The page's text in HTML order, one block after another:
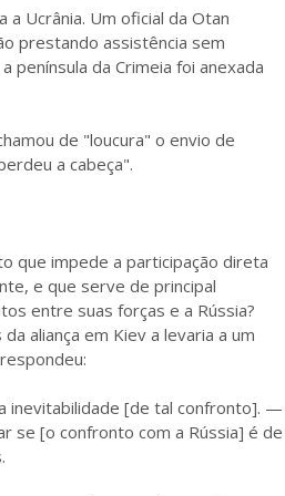
Ucrânia. Um oficial da Otan
prestando assistência sem
da Crimeia foi anexada
de "loucura" o envio de
a cabeça".
que impede a participação direta
e que serve de principal
entre suas forças e a Rússia?
aliança em Kiev a levaria a um
inevitabilidade [de tal confronto]. —
se [o confronto com a Rússia] é de